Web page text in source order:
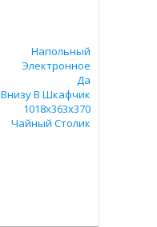
Напольный
Электронное
Да
Внизу В Шкафчик
1018x363x370
Чайный Столик